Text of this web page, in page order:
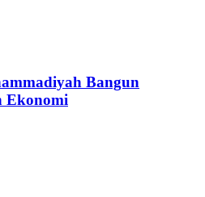
Bangun
Ekonomi